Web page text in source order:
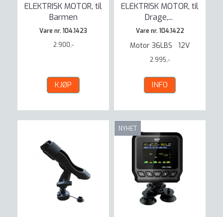
ELEKTRISK MOTOR, til
Barmen
Vare nr. 104.1423
2.900,-
KJØP
ELEKTRISK MOTOR, til
Drage,...
Vare nr. 104.1422
Motor 36LBS 12V
2.995,-
INFO
NYHET